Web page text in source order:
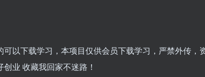
可以下载学习，本项目仅供会员下载学习，严禁外传
创业 收藏我回家不迷路！